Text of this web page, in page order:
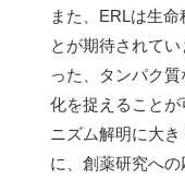
また、ERLは生
とが期待されて
った、タンパク
化を捉えること
ニズム解明に大
に、創薬研究へ